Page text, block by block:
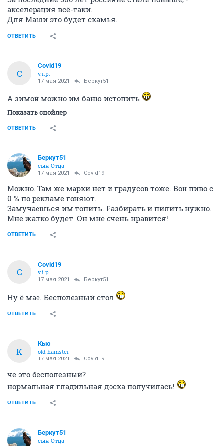
акселерация всё-таки.
Для Маши это будет скамья.
ОТВЕТИТЬ
C
Covid19
v.i.p.
17 мая 2021 Беркут51
А зимой можно им баню истопить
Показать спойлер
ОТВЕТИТЬ
Беркут51
сын Отца
17 мая 2021 Covid19
Можно. Там же марки нет и градусов тоже. Вон пиво с
0 % по рекламе гоняют.
Замучаешься им топить. Разбирать и пилить нужно.
Мне жалко будет. Он мне очень нравится!
ОТВЕТИТЬ
C
Covid19
v.i.p.
17 мая 2021 Беркут51
Ну ё мае. Бесполезный стол
ОТВЕТИТЬ
К
Кью
old hamster
17 мая 2021 Covid19
че это бесполезный?
нормальная гладильная доска получилась!
ОТВЕТИТЬ
Беркут51
сын Отца